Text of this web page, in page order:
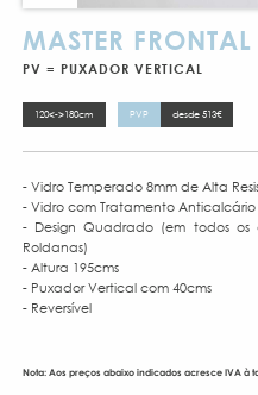
MASTER
PV = PUXADOR VERTICAL
120<->180cm PVP desde 513€
- Vidro Temperado 8mm de Alta
- Vidro com Tratamento Anticalcário
- Design Quadrado (em todos os
Roldanas)
- Altura 195cms
- Puxador Vertical com 40cms
- Reversível
Nota: Aos preços abaixo indicados acresce IVA à